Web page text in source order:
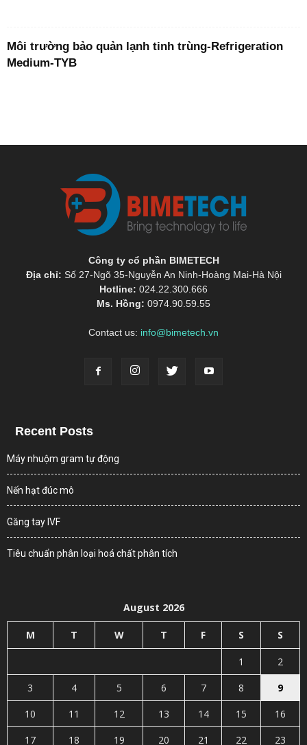
Môi trường bảo quản lạnh tinh trùng-Refrigeration
Medium-TYB
Công ty cổ phần BIMETECH
Địa chỉ: Số 27-Ngõ 35-Nguyễn An Ninh-Hoàng Mai-Hà Nội
Hotline: 024.22.300.666
Ms. Hồng: 0974.90.59.55
Contact us: info@bimetech.vn
Recent Posts
Máy nhuộm gram tự động
Nến hạt đúc mô
Găng tay IVF
Tiêu chuẩn phân loại hoá chất phân tích
August 2026
M T W T F S S
1
2
3
4 5 6 7 8
9
10
11 12 13 14 15
16
17
18 19 20 21 22 23